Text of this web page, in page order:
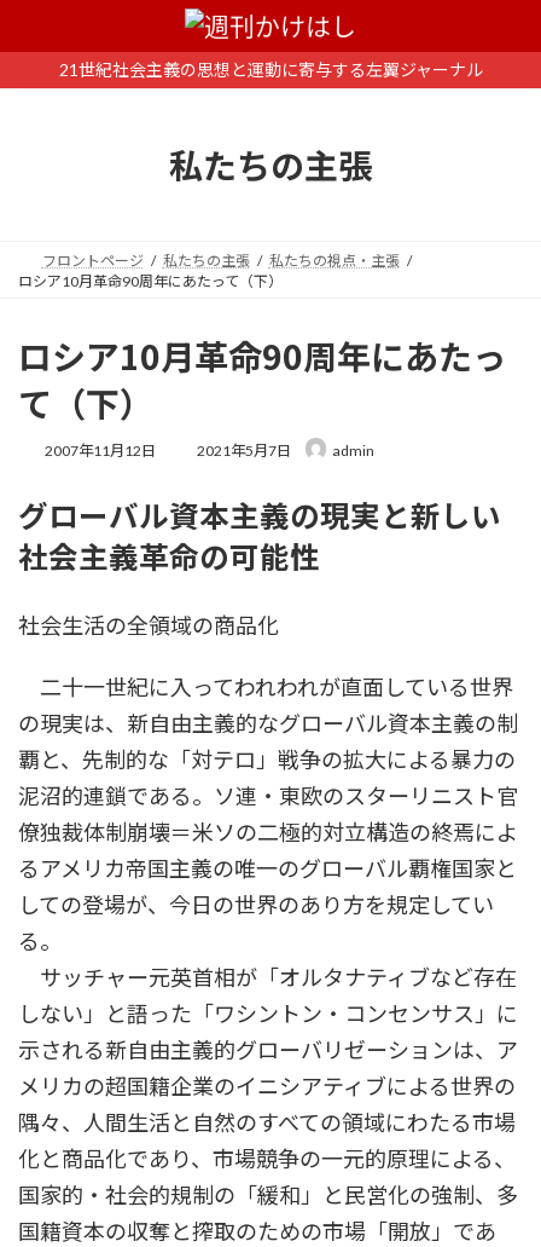
ン
ー
21世紀社会主義の思想と運動に寄与する左翼ジャーナル
私たちの主張
フロントページ 私たちの主張
私たちの視点・主張
ロシア10月革命90周年にあたって（下）
ロシア10月革命90周年にあたっ
て（下）
2007年11月12日
最
新
日
時
2021年5月7日 admin
グローバル資本主義の現実と新しい
社会主義革命の可能性
社会生活の全領域の商品化
二十一世紀に入ってわれわれが直面している世界
の現実は、新自由主義的なグローバル資本主義の制
覇と、先制的な「対テロ」戦争の拡大による暴力の
泥沼的連鎖である。ソ連・東欧のスターリニスト官
僚独裁体制崩壊＝米ソの二極的対立構造の終焉によ
るアメリカ帝国主義の唯一のグローバル覇権国家と
しての登場が、今日の世界のあり方を規定してい
る。
サッチャー元英首相が「オルタナティブなど存在
しない」と語った「ワシントン・コンセンサス」に
示される新自由主義的グローバリゼーションは、ア
メリカの超国籍企業のイニシアティブによる世界の
隅々、人間生活と自然のすべての領域にわたる市場
化と商品化であり、市場競争の一元的原理による、
国家的・社会的規制の「緩和」と民営化の強制、多
国籍資本の収奪と搾取のための市場「開放」であ